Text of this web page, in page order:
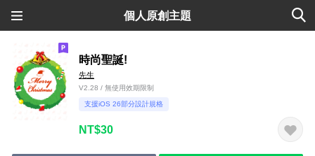
個人原創主題
時尚聖誕!
先生
V2.28 / 無使用效期限制
支援iOS 26部分設計規格
NT$30